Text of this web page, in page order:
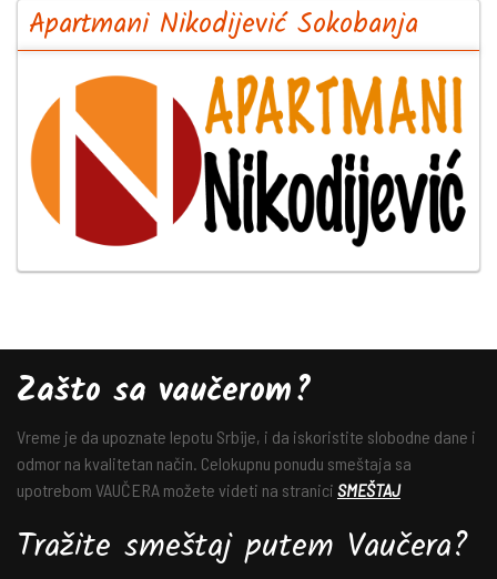
Apartmani Nikodijević Sokobanja
Zašto sa vaučerom?
Vreme je da upoznate lepotu Srbije, i da iskoristite slobodne dane i
odmor na kvalitetan način. Celokupnu ponudu smeštaja sa
upotrebom VAUČERA možete videti na stranici SMEŠTAJ
Tražite smeštaj putem Vaučera?